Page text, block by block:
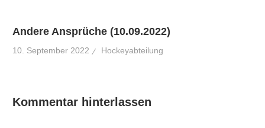
Andere Ansprüche (10.09.2022)
10. September 2022 Hockeyabteilung
Kommentar hinterlassen